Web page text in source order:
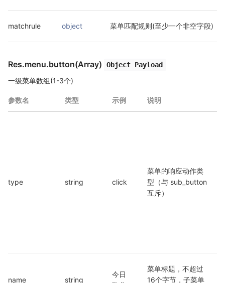
matchrule object 菜单匹配规则(至少一个非空字段)
Res.menu.button(Array) Object Payload
一级菜单数组(1-3个)
参数名 类型 示例 说明
type string click
菜单的响应动作类
型（与 sub_button
互斥）
name string
今日
菜单标题，不超过
16个字节，子菜单